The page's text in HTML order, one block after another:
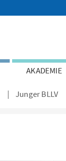
AKADEMIE
Junger BLLV